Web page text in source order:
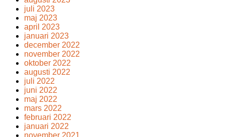
juli 2023
maj 2023
april 2023
januari 2023
december 2022
november 2022
oktober 2022
augusti 2022
juli 2022
juni 2022
maj 2022
mars 2022
februari 2022
januari 2022
november 2021